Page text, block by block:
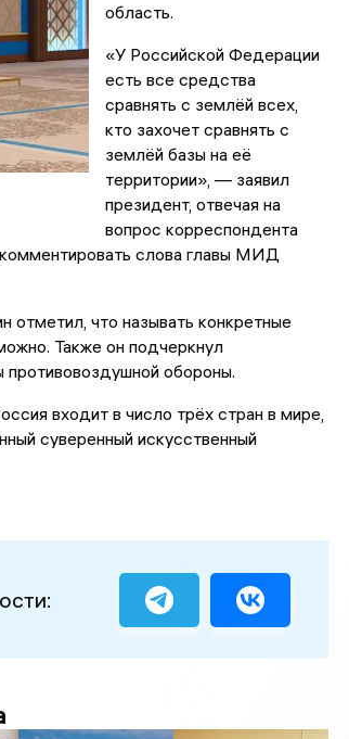
область.
«У Российской Федерации
есть все средства
сравнять с землёй всех,
кто захочет сравнять с
землёй базы на её
территории», — заявил
президент, отвечая на
вопрос корреспондента
слова главы МИД
отметил, что называть конкретные
Также он подчеркнул
обороны.
входит в число трёх стран в мире,
суверенный искусственный